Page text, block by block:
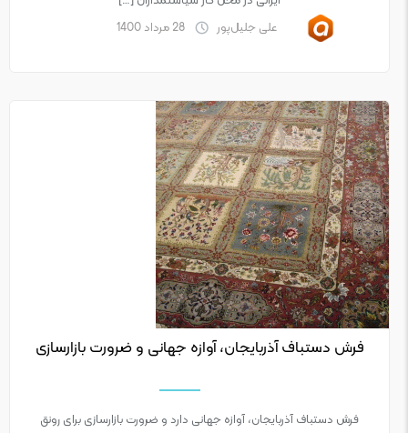
علی جلیل‌پور
28 مرداد 1400
فرش دستباف آذربایجان، آوازه جهانی و ضرورت بازارسازی
فرش دستباف آذربایجان، آوازه جهانی دارد و ضرورت بازارسازی برای رونق